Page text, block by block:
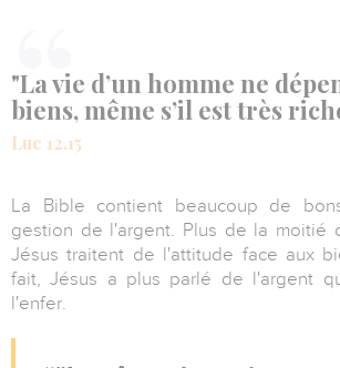
"La vie d’un homme ne
biens, même s’il est très
Luc 12.15
La Bible contient beaucoup de
gestion de l'argent. Plus de la moitié
Jésus traitent de l'attitude face aux
fait, Jésus a plus parlé de l'argent
l'enfer.